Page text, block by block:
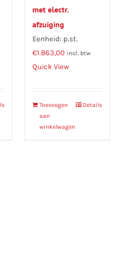
met electr.
afzuiging
Eenheid: p.st.
€1.863,00 incl. btw
Quick View
Toevoegen
aan
winkelwagen
Details